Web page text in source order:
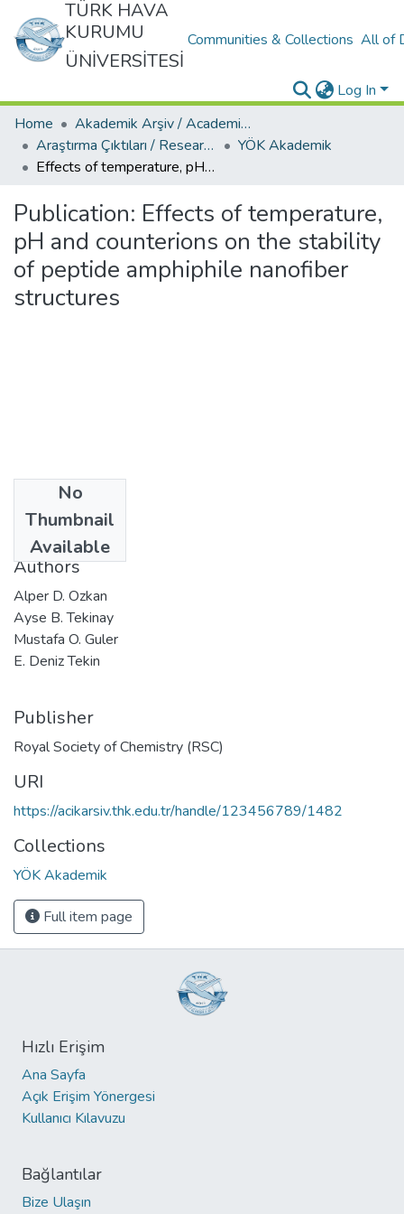
TÜRK HAVA
KURUMU
ÜNİVERSİTESİ
Communities & Collections All of
Log In
Home
Akademik Arşiv / Academic Archive
Araştırma Çıktıları / Research Outcomes
YÖK Akademik
Effects of temperature, pH and counterions on the stability of peptide amphiphile nanofiber structures
Publication: Effects of temperature,
pH and counterions on the stability
of peptide amphiphile nanofiber
structures
No
Thumbnail
Available
2016
Authors
Alper D. Ozkan
Ayse B. Tekinay
Mustafa O. Guler
E. Deniz Tekin
Publisher
Royal Society of Chemistry (RSC)
URI
https://acikarsiv.thk.edu.tr/handle/123456789/1482
Collections
YÖK Akademik
Full item page
Hızlı Erişim
Ana Sayfa
Açık Erişim Yönergesi
Kullanıcı Kılavuzu
Bağlantılar
Bize Ulaşın